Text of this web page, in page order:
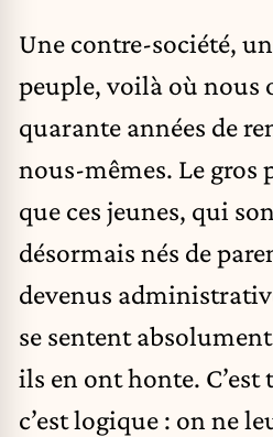
Une contre-société,
peuple, voilà où nous
quarante années de
nous-mêmes. Le gros
que ces jeunes, qui
désormais nés de
devenus
se sentent
ils en ont honte. C’est
c’est logique : on ne